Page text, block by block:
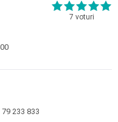
7 voturi
233 833